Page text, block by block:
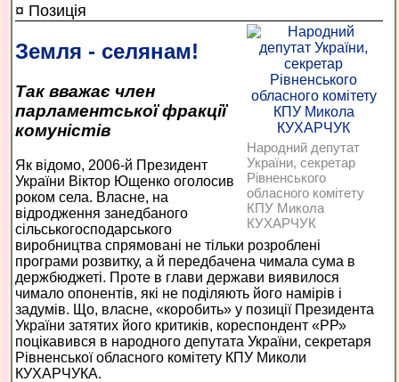
¤ Позиція
Народний депутат
України, секретар
Рівненського
обласного комітету
КПУ Микола
КУХАРЧУК
Земля - селянам!
Так вважає член
парламентської фракції
комуністів
Як відомо, 2006-й Президент
України Віктор Ющенко оголосив
роком села. Власне, на
відродження занедбаного
сільськогосподарського
виробництва спрямовані не тільки розроблені
програми розвитку, а й передбачена чимала сума в
держбюджеті. Проте в глави держави виявилося
чимало опонентів, які не поділяють його намірів і
задумів. Що, власне, «коробить» у позиції Президента
України затятих його критиків, кореспондент «РР»
поцікавився в народного депутата України, секретаря
Рівненської обласного комітету КПУ Миколи
КУХАРЧУКА.